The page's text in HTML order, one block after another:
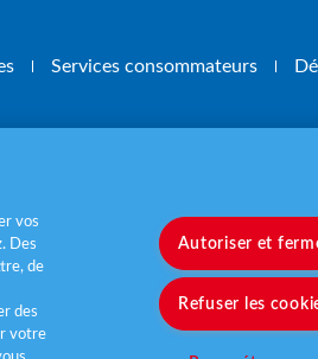
Services consommateurs
par jour
vos
Des
de
des
votre
Autoriser et
Refuser les